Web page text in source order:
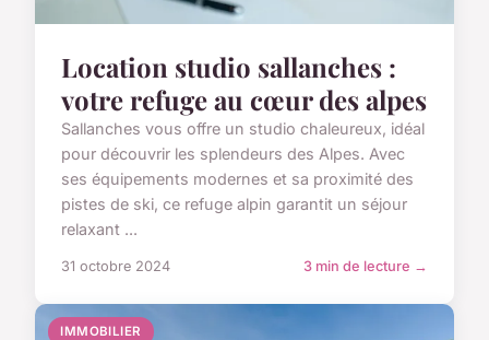
Location studio sallanches :
votre refuge au cœur des alpes
Sallanches vous offre un studio chaleureux, idéal
pour découvrir les splendeurs des Alpes. Avec
ses équipements modernes et sa proximité des
pistes de ski, ce refuge alpin garantit un séjour
relaxant ...
31 octobre 2024 3 min de lecture →
IMMOBILIER